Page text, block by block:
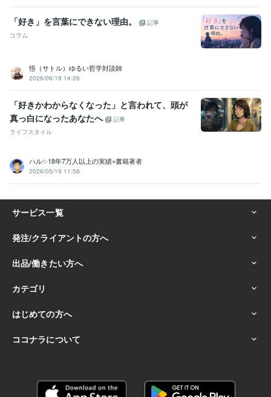
「好き」を言葉にできない理由。
記事
コラム
悟（サトル）ゆるい哲学対談師
2026/06/19 14:26
「好きかわからなくなった」と言われて、頭が
真っ白になったあなたへ
記事
ライフスタイル
ハル✨18年7万人以上の実績×書籍著者
2026/05/19 11:58